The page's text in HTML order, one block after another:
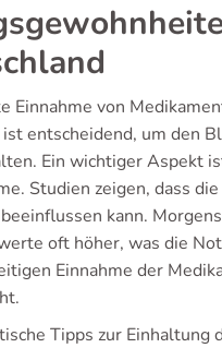
Einnahme von
entscheidend, um den
Ein wichtiger Aspekt
Studien zeigen, dass
kann.
oft höher, was die
Einnahme der
Tipps zur Einhaltung